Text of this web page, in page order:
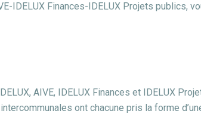
IDELUX Finances-IDELUX Projets
AIVE, IDELUX Finances et IDELUX
ont chacune pris la forme